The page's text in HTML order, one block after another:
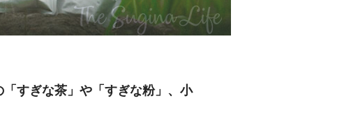
すぎな茶」や「すぎな粉」、小